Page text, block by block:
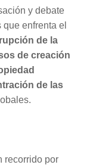
y debate
enfrenta el
de la
de creación
de las
recorrido por